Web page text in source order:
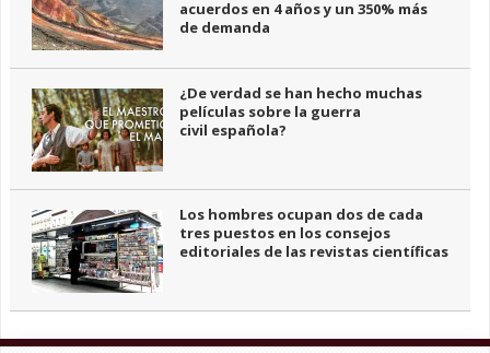
acuerdos en 4 años y un 350% más
de demanda
¿De verdad se han hecho muchas
películas sobre la guerra
civil española?
Los hombres ocupan dos de cada
tres puestos en los consejos
editoriales de las revistas científicas